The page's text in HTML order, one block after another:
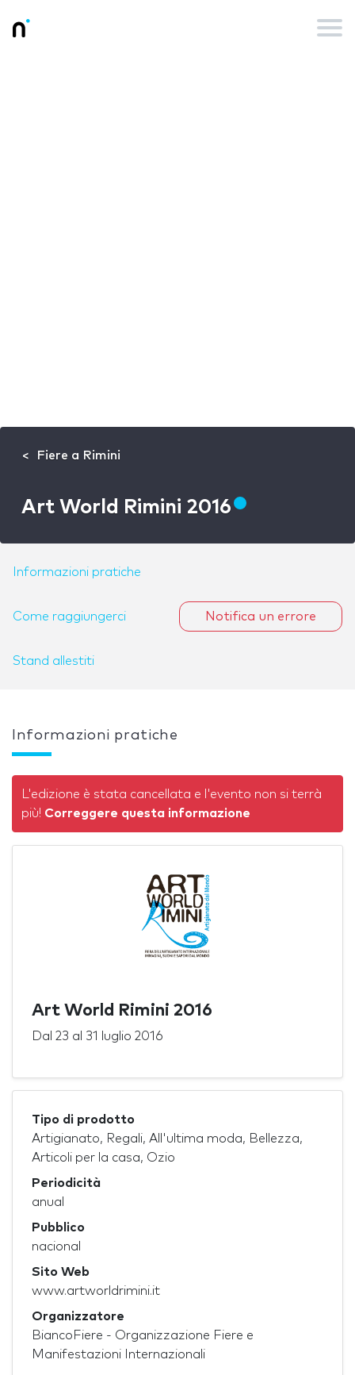
Fiere a Rimini
Art World Rimini 2016
Informazioni pratiche
Come raggiungerci
Stand allestiti
Notifica un errore
Informazioni pratiche
L'edizione è stata cancellata e l'evento non si terrà
più! Correggere questa informazione
Art World Rimini 2016
Dal 23 al 31 luglio 2016
Tipo di prodotto
Artigianato, Regali, All'ultima moda, Bellezza,
Articoli per la casa, Ozio
Periodicità
anual
Pubblico
nacional
Sito Web
www.artworldrimini.it
Organizzatore
BiancoFiere - Organizzazione Fiere e
Manifestazioni Internazionali